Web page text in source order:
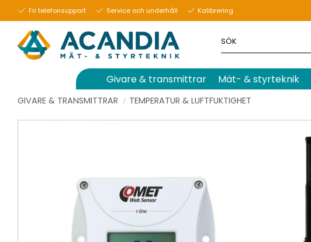
Fri telefonsupport Service och underhåll Kalibrering
Givare & transmittrar Mät- & styrteknik
GIVARE & TRANSMITTRAR TEMPERATUR & LUFTFUKTIGHET